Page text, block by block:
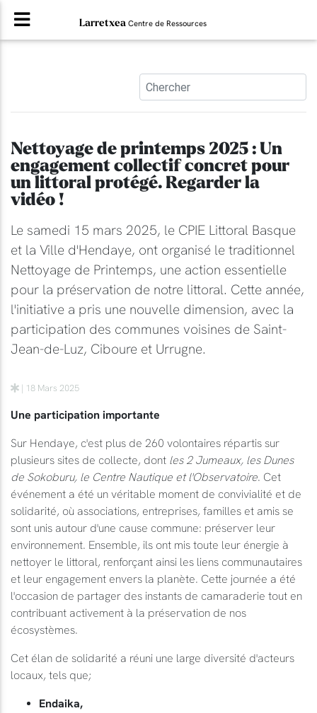
Larretxea Centre de Ressources
Nettoyage de printemps 2025 : Un
engagement collectif concret pour
un littoral protégé. Regarder la
vidéo !
Le samedi 15 mars 2025, le CPIE Littoral Basque
et la Ville d'Hendaye, ont organisé le traditionnel
Nettoyage de Printemps, une action essentielle
pour la préservation de notre littoral. Cette année,
l'initiative a pris une nouvelle dimension, avec la
participation des communes voisines de Saint-
Jean-de-Luz, Ciboure et Urrugne.
| 18 Mars 2025
Une participation importante
Sur Hendaye, c'est plus de 260 volontaires répartis sur
plusieurs sites de collecte, dont les 2 Jumeaux, les Dunes
de Sokoburu, le Centre Nautique et l'Observatoire. Cet
événement a été un véritable moment de convivialité et de
solidarité, où associations, entreprises, familles et amis se
sont unis autour d'une cause commune: préserver leur
environnement. Ensemble, ils ont mis toute leur énergie à
nettoyer le littoral, renforçant ainsi les liens communautaires
et leur engagement envers la planète. Cette journée a été
l'occasion de partager des instants de camaraderie tout en
contribuant activement à la préservation de nos
écosystèmes.
Cet élan de solidarité a réuni une large diversité d'acteurs
locaux, tels que;
Endaika,